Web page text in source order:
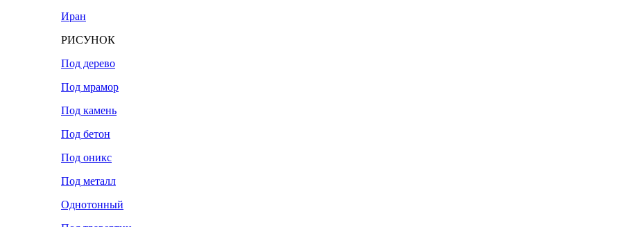
Иран
РИСУНОК
Под дерево
Под мрамор
Под камень
Под бетон
Под оникс
Под металл
Однотонный